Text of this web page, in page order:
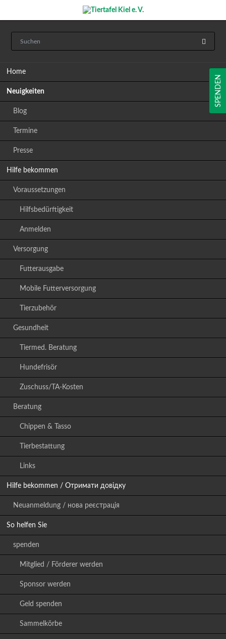
Home
Neuigkeiten
Blog
Termine
Presse
Hilfe bekommen
Voraussetzungen
Hilfsbedürftigkeit
Anmelden
Versorgung
Futterausgabe
Mobile Futterversorgung
Tierzubehör
Gesundheit
Tiermed. Beratung
Hundefrisör
Zuschuss/TA-Kosten
Beratung
Chippen & Tasso
Tierbestattung
Links
Hilfe bekommen / Отримати довідку
Neuanmeldung / нова реєстрація
So helfen Sie
spenden
Mitglied / Förderer werden
Sponsor werden
Geld spenden
Sammelkörbe
SPENDEN